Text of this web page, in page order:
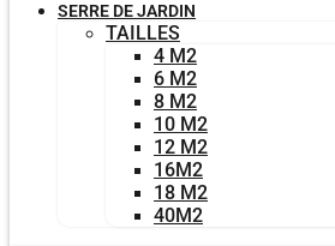
SERRE DE JARDIN
TAILLES
4 M2
6 M2
8 M2
10 M2
12 M2
16M2
18 M2
40M2